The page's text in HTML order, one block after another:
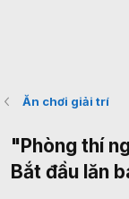
Ăn chơi giải trí
"Phòng thí
Bắt đầu lăn